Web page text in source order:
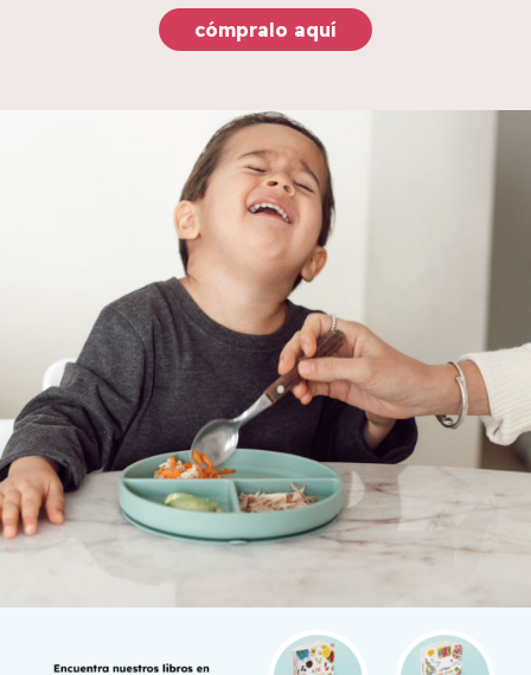
cómpralo aquí